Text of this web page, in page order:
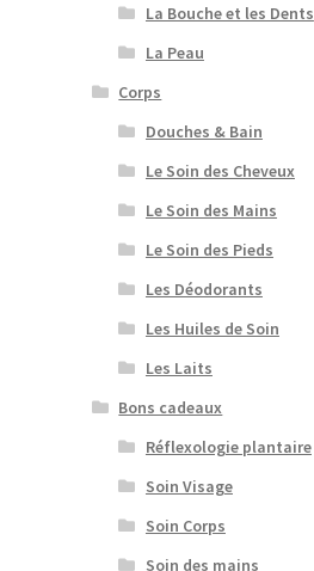
La Bouche et les Dents
La Peau
Corps
Douches & Bain
Le Soin des Cheveux
Le Soin des Mains
Le Soin des Pieds
Les Déodorants
Les Huiles de Soin
Les Laits
Bons cadeaux
Réflexologie plantaire
Soin Visage
Soin Corps
Soin des mains